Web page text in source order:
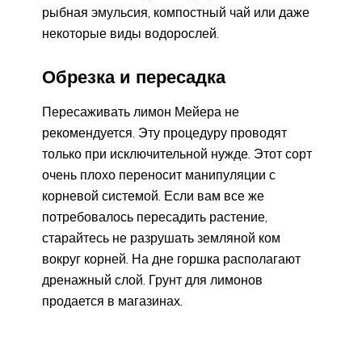
рыбная эмульсия, компостный чай или даже
некоторые виды водорослей.
Обрезка и пересадка
Пересаживать лимон Мейера не
рекомендуется. Эту процедуру проводят
только при исключительной нужде. Этот сорт
очень плохо переносит манипуляции с
корневой системой. Если вам все же
потребовалось пересадить растение,
старайтесь не разрушать земляной ком
вокруг корней. На дне горшка располагают
дренажный слой. Грунт для лимонов
продается в магазинах.